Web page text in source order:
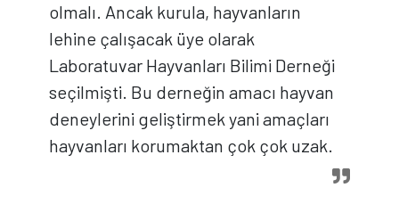
olmalı. Ancak kurula, hayvanların
lehine çalışacak üye olarak
Laboratuvar Hayvanları Bilimi Derneği
seçilmişti. Bu derneğin amacı hayvan
deneylerini geliştirmek yani amaçları
hayvanları korumaktan çok çok uzak.